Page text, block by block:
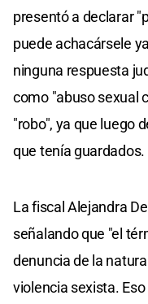
presentó a declarar
puede achacársele
ninguna respuesta
como "abuso sexual
"robo", ya que luego
que tenía guardados.
La fiscal Alejandra
señalando que "el
denuncia de la
violencia sexista.